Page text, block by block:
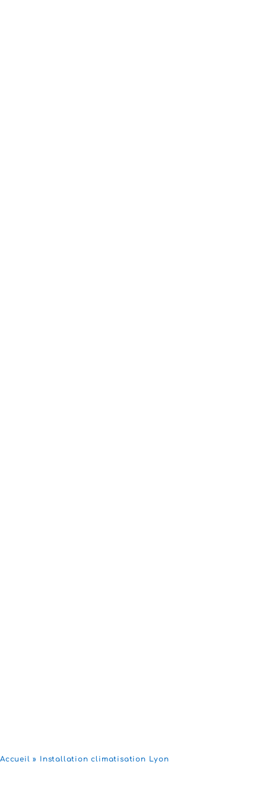
Accueil » Installation climatisation Lyon